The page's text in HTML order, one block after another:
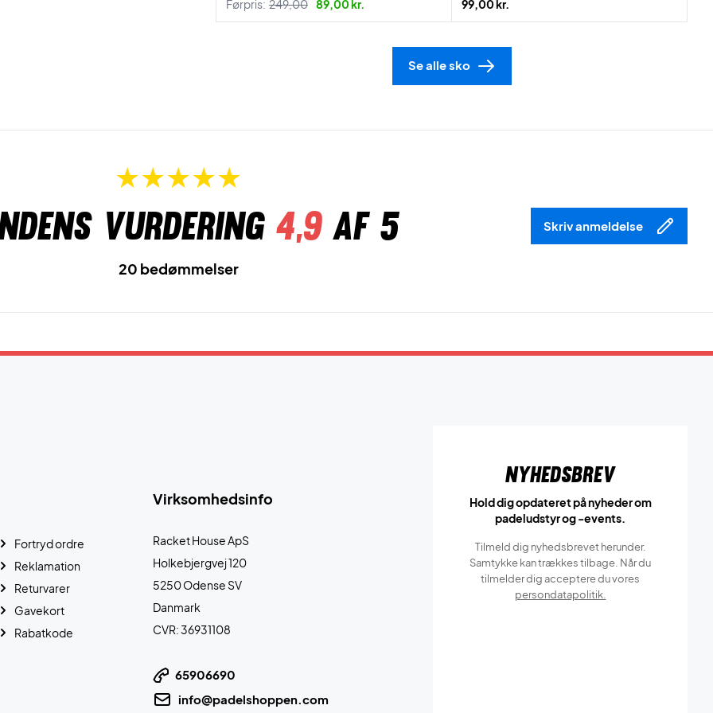
Førpris: 249,00 89,00 kr. 99,00 kr.
Se alle sko
vurdering 4,9af 5 Skriv anmeldelse
20 bedømmelser
Virksomhedsinfo
Racket House ApS
Holkebjergvej 120
5250 Odense SV
Danmark
CVR: 36931108
65906690
info@padelshoppen.com
Fortryd ordre
Reklamation
Returvarer
Gavekort
Rabatkode
Nyhedsbrev
Hold dig opdateret på nyheder om
padeludstyr og -events.
Tilmeld dig nyhedsbrevet herunder.
Samtykke kan trækkes tilbage. Når du
tilmelder dig acceptere du vores
persondatapolitik.